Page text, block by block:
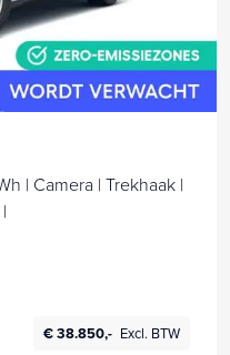
| Camera | Trekhaak |
€ 38.850,- Excl. BTW